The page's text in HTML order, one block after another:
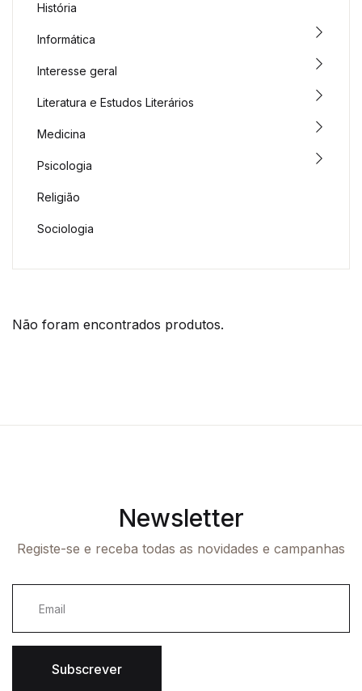
Não foram encontrados produtos.
História
Informática
Interesse geral
Literatura e Estudos Literários
Medicina
Psicologia
Religião
Sociologia
Newsletter
Registe-se e receba todas as novidades e campanhas
Subscrever